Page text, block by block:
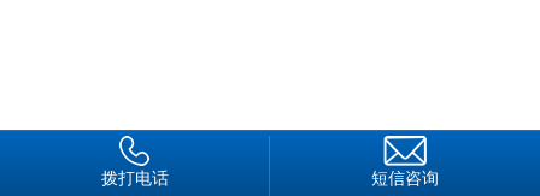
拨打电话 短信咨询